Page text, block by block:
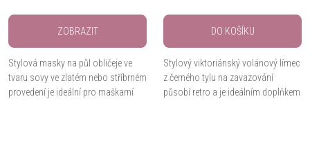
ZOBRAZIT
Stylová masky na půl obličeje ve
tvaru sovy ve zlatém nebo stříbrném
provedení je ideální pro maškarní
DO KOŠÍKU
Stylový viktoriánský volánový límec
z černého tylu na zavazování
působí retro a je ideálním doplňkem